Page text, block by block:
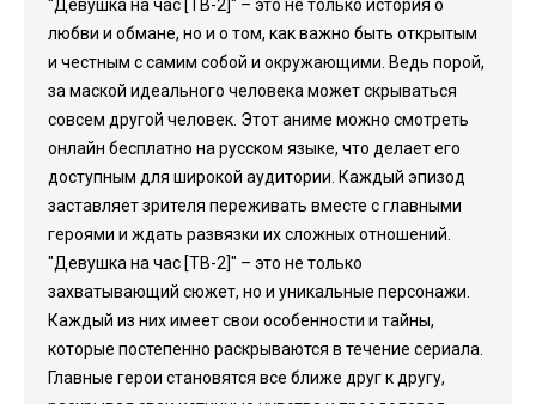
"Девушка на час [ТВ-2]" – это не только история о
любви и обмане, но и о том, как важно быть открытым
и честным с самим собой и окружающими. Ведь порой,
за маской идеального человека может скрываться
совсем другой человек. Этот аниме можно смотреть
онлайн бесплатно на русском языке, что делает его
доступным для широкой аудитории. Каждый эпизод
заставляет зрителя переживать вместе с главными
героями и ждать развязки их сложных отношений.
"Девушка на час [ТВ-2]" – это не только
захватывающий сюжет, но и уникальные персонажи.
Каждый из них имеет свои особенности и тайны,
которые постепенно раскрываются в течение сериала.
Главные герои становятся все ближе друг к другу,